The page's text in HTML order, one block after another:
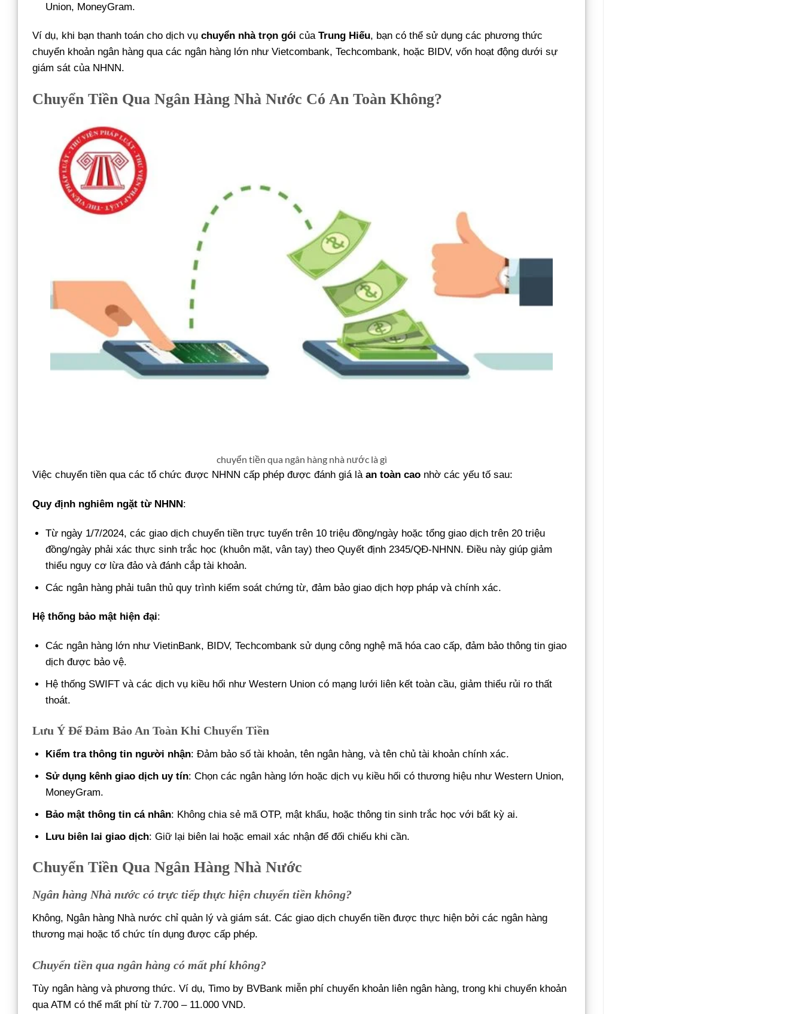
Union, MoneyGram.
Ví dụ, khi bạn thanh toán cho dịch vụ chuyển nhà trọn gói của Trung Hiếu, bạn có thể sử dụng các phương thức
chuyển khoản ngân hàng qua các ngân hàng lớn như Vietcombank, Techcombank, hoặc BIDV, vốn hoạt động dưới sự
giám sát của NHNN.
Chuyển Tiền Qua Ngân Hàng Nhà Nước Có An Toàn Không?
chuyển tiền qua ngân hàng nhà nước là gì
Việc chuyển tiền qua các tổ chức được NHNN cấp phép được đánh giá là an toàn cao nhờ các yếu tố sau:
Quy định nghiêm ngặt từ NHNN:
Từ ngày 1/7/2024, các giao dịch chuyển tiền trực tuyến trên 10 triệu đồng/ngày hoặc tổng giao dịch trên 20 triệu
đồng/ngày phải xác thực sinh trắc học (khuôn mặt, vân tay) theo Quyết định 2345/QĐ-NHNN. Điều này giúp giảm
thiểu nguy cơ lừa đảo và đánh cắp tài khoản.
Các ngân hàng phải tuân thủ quy trình kiểm soát chứng từ, đảm bảo giao dịch hợp pháp và chính xác.
Hệ thống bảo mật hiện đại:
Các ngân hàng lớn như VietinBank, BIDV, Techcombank sử dụng công nghệ mã hóa cao cấp, đảm bảo thông tin giao
dịch được bảo vệ.
Hệ thống SWIFT và các dịch vụ kiều hối như Western Union có mạng lưới liên kết toàn cầu, giảm thiểu rủi ro thất
thoát.
Lưu Ý Để Đảm Bảo An Toàn Khi Chuyển Tiền
Kiểm tra thông tin người nhận: Đảm bảo số tài khoản, tên ngân hàng, và tên chủ tài khoản chính xác.
Sử dụng kênh giao dịch uy tín: Chọn các ngân hàng lớn hoặc dịch vụ kiều hối có thương hiệu như Western Union,
MoneyGram.
Bảo mật thông tin cá nhân: Không chia sẻ mã OTP, mật khẩu, hoặc thông tin sinh trắc học với bất kỳ ai.
Lưu biên lai giao dịch: Giữ lại biên lai hoặc email xác nhận để đối chiếu khi cần.
Chuyển Tiền Qua Ngân Hàng Nhà Nước
Ngân hàng Nhà nước có trực tiếp thực hiện chuyển tiền không?
Không, Ngân hàng Nhà nước chỉ quản lý và giám sát. Các giao dịch chuyển tiền được thực hiện bởi các ngân hàng
thương mại hoặc tổ chức tín dụng được cấp phép.
Chuyển tiền qua ngân hàng có mất phí không?
Tùy ngân hàng và phương thức. Ví dụ, Timo by BVBank miễn phí chuyển khoản liên ngân hàng, trong khi chuyển khoản
qua ATM có thể mất phí từ 7.700 – 11.000 VND.